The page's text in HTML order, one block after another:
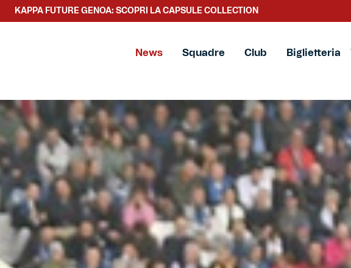
SCOPRI LA NUOVA COLLEZIONE TACCHETTEE
News Squadre Club Biglietteria